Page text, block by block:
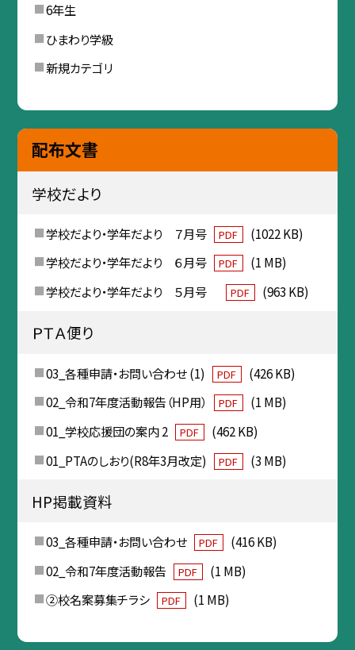
6年生
ひまわり学級
新規カテゴリ
配布文書
学校だより
学校だより・学年だより ７月号 PDF
(1022 KB)
学校だより・学年だより ６月号
PDF
(1 MB)
学校だより・学年だより ５月号
PDF (963 KB)
ＰＴＡ便り
03_各種申請・お問い合わせ (1) PDF
(426 KB)
02_令和7年度活動報告（HP用）
PDF
(1 MB)
01_学校応援団の案内 2
PDF
(462 KB)
01_PTAのしおり(R8年3月改定)
PDF (3 MB)
HP掲載資料
03_各種申請・お問い合わせ PDF
(416 KB)
02_令和7年度活動報告
PDF
(1 MB)
②校名案募集チラシ
PDF (1 MB)